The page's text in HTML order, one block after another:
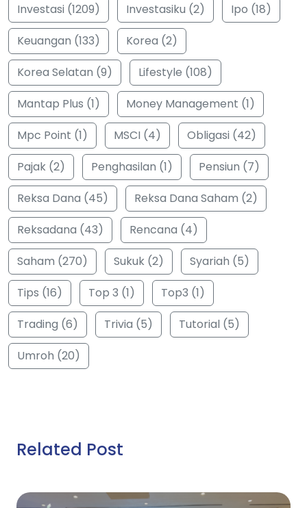
Investasi (1209)
Investasiku (2)
Ipo (18)
Keuangan (133)
Korea (2)
Korea Selatan (9)
Lifestyle (108)
Mantap Plus (1)
Money Management (1)
Mpc Point (1)
MSCI (4)
Obligasi (42)
Pajak (2)
Penghasilan (1)
Pensiun (7)
Reksa Dana (45)
Reksa Dana Saham (2)
Reksadana (43)
Rencana (4)
Saham (270)
Sukuk (2)
Syariah (5)
Tips (16)
Top 3 (1)
Top3 (1)
Trading (6)
Trivia (5)
Tutorial (5)
Umroh (20)
Related Post